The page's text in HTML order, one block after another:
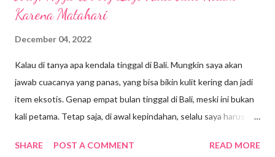
Karena Matahari
December 04, 2022
Kalau di tanya apa kendala tinggal di Bali. Mungkin saya akan
jawab cuacanya yang panas, yang bisa bikin kulit kering dan jadi
item eksotis. Genap empat bulan tinggal di Bali, meski ini bukan
kali petama. Tetap saja, di awal kepindahan, selalu saya harus
tinggal di Ubud yang suasana dan cuacanya masih terasa sejuk.
SHARE POST A COMMENT READ MORE